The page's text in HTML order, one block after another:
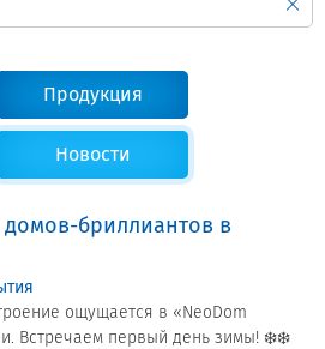
Продукция
Новости
домов-бриллиантов в
ощущается в «NeoDom
Встречаем первый день зимы! ❄️❄️